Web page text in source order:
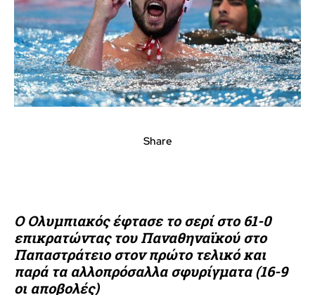
Share
Ο Ολυμπιακός έφτασε το σερί στο 61-0
επικρατώντας του Παναθηναϊκού στο
Παπαστράτειο στον πρώτο τελικό και
παρά τα αλλοπρόσαλλα σφυρίγματα (16-9
οι αποβολές)